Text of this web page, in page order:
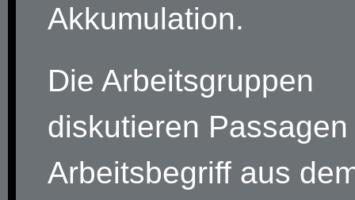
Akkumulation.
Die Arbeitsgruppen
diskutieren
Arbeitsbegriff aus